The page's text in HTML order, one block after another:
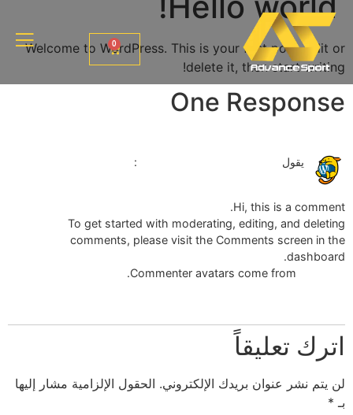
0
Welcome to WordPress. This is your first post. Edit or
delete it, then start writing!
One Response
يقول :
Hi, this is a comment.
To get started with moderating, editing, and deleting
comments, please visit the Comments screen in the
dashboard.
Commenter avatars come from
.
اترك تعليقاً
لن يتم نشر عنوان بريدك الإلكتروني. الحقول الإلزامية مشار إليها
بـ *